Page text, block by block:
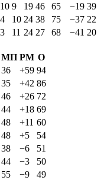
10 9 19 46 65 −19 39
4 10 24 38 75 −37 22
3 11 24 27 68 −41 20
МП РМ О
36 +59 94
35 +42 86
46 +26 72
44 +18 69
48 +11 60
48 +5
54
38 −6
51
44 −3
50
55 −9
49